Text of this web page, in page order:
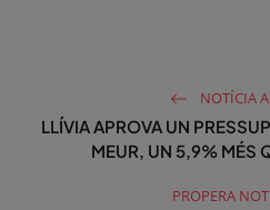
NOTÍCIA
LLÍVIA APROVA UN
MEUR, UN 5,9% MÉS
PROPERA